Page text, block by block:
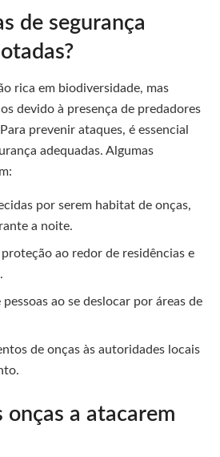
de segurança
rica em biodiversidade, mas
devido à presença de predadores
prevenir ataques, é essencial
adequadas. Algumas
por serem habitat de onças,
a noite.
proteção ao redor de residências e
ao se deslocar por áreas de
de onças às autoridades locais
onças a atacarem